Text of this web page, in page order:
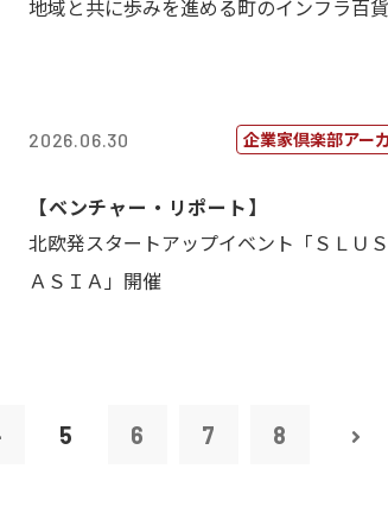
地域と共に歩みを進める町のインフラ百
2026.06.30 企業家倶楽部アー
【ベンチャー・リポート】
北欧発スタートアップイベント「ＳＬＵ
ＡＳＩＡ」開催
5 6 7 8